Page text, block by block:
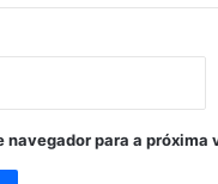
navegador para a próxima